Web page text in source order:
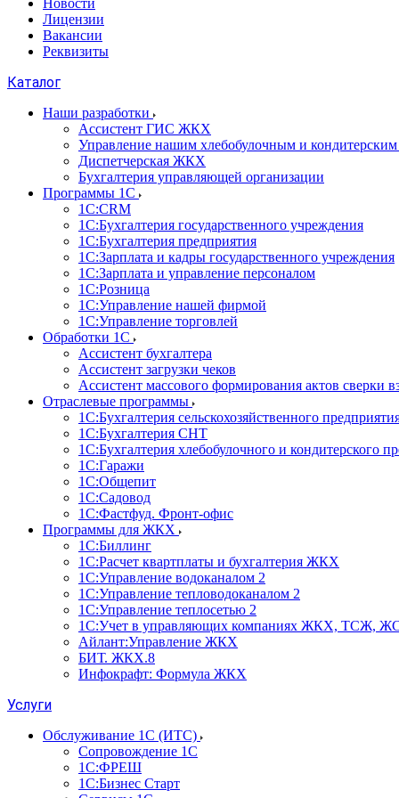
Новости
Лицензии
Вакансии
Реквизиты
Каталог
Наши разработки
Ассистент ГИС ЖКХ
Управление нашим хлебобулочным и
Диспетчерская ЖКХ
Бухгалтерия управляющей организации
Программы 1С
1С:CRM
1С:Бухгалтерия государственного учреждения
1С:Бухгалтерия предприятия
1С:Зарплата и кадры государственного учреждения
1С:Зарплата и управление персоналом
1С:Розница
1С:Управление нашей фирмой
1С:Управление торговлей
Обработки 1С
Ассистент бухгалтера
Ассистент загрузки чеков
Ассистент массового формирования актов сверки
Отраслевые программы
1С:Бухгалтерия сельскохозяйственного
1С:Бухгалтерия СНТ
1С:Бухгалтерия хлебобулочного и кондитерского
1С:Гаражи
1С:Общепит
1С:Садовод
1С:Фастфуд. Фронт-офис
Программы для ЖКХ
1С:Биллинг
1С:Расчет квартплаты и бухгалтерия ЖКХ
1С:Управление водоканалом 2
1С:Управление тепловодоканалом 2
1С:Управление теплосетью 2
1С:Учет в управляющих компаниях ЖКХ, ТСЖ,
Айлант:Управление ЖКХ
БИТ. ЖКХ.8
Инфокрафт: Формула ЖКХ
Услуги
Обслуживание 1С (ИТС)
Сопровождение 1С
1С:ФРЕШ
1С:Бизнес Старт